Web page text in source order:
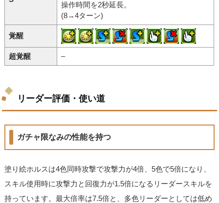
操作時間を2秒延長。
(8→4ターン)
覚醒
超覚醒 –
リーダー評価・使い道
ガチャ限なみの性能を持つ
塗り絵ホルスは4色同時攻撃で攻撃力が4倍、5色で5倍になり、
スキル使用時に攻撃力と回復力が1.5倍になるリーダースキルを
持っています。最大倍率は7.5倍と、多色リーダーとしては低め